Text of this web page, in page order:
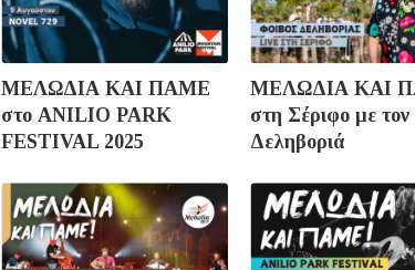
ΜΕΛΩΔΙΑ ΚΑΙ ΠΑΜΕ
στο ANILIO PARK
FESTIVAL 2025
ΜΕΛΩΔΙΑ ΚΑΙ
στη Σέριφο με
Δεληβοριά